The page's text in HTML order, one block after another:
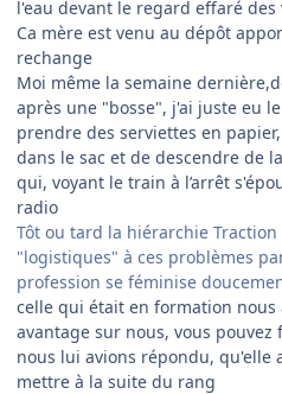
l'eau devant le regard effaré des
Ca mère est venu au dépôt
rechange
Moi même la semaine
après une "bosse", j'ai juste eu
prendre des serviettes en
dans le sac et de descendre de
qui, voyant le train à l’arrêt
radio
Tôt ou tard la hiérarchie
"logistiques" à ces problèmes
profession se féminise
celle qui était en formation nous
avantage sur nous, vous pouvez
nous lui avions répondu, qu'elle
mettre à la suite du rang